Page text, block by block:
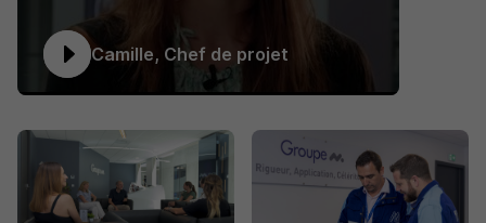
Camille, Chef de projet